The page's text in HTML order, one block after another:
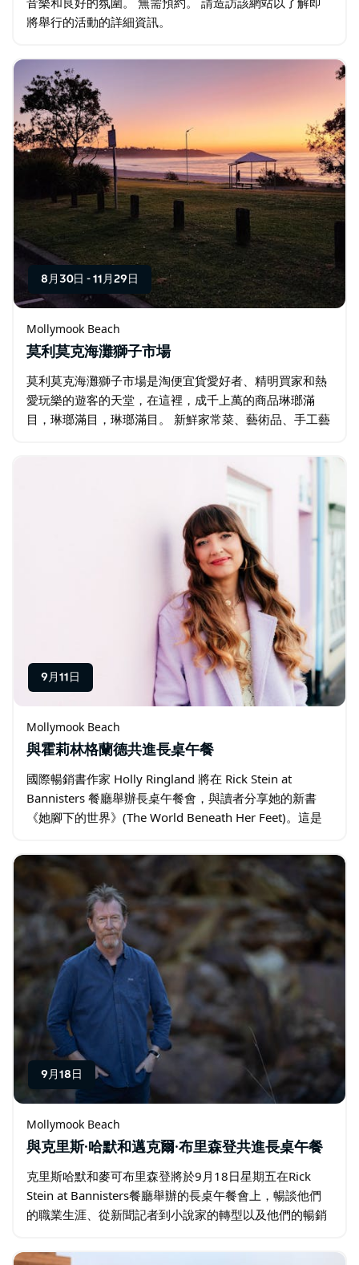
將舉行的活動的詳細資訊。
8月30日 - 11月29日
Mollymook Beach
莫利莫克海灘獅子市場
莫利莫克海灘獅子市場是淘便宜貨愛好者、精明買家和熱
愛玩樂的遊客的天堂，在這裡，成千上萬的商品琳瑯滿
目，琳瑯滿目，琳瑯滿目。 新鮮家常菜、藝術品、手工藝
9月11日
Mollymook Beach
與霍莉林格蘭德共進長桌午餐
國際暢銷書作家 Holly Ringland 將在 Rick Stein at
Bannisters 餐廳舉辦長桌午餐會，與讀者分享她的新書
《她腳下的世界》(The World Beneath Her Feet)。這是
9月18日
Mollymook Beach
與克里斯·哈默和邁克爾·布里森登共進長桌午餐
克里斯哈默和麥可布里森登將於9月18日星期五在Rick
Stein at Bannisters餐廳舉辦的長桌午餐會上，暢談他們
的職業生涯、從新聞記者到小說家的轉型以及他們的暢銷